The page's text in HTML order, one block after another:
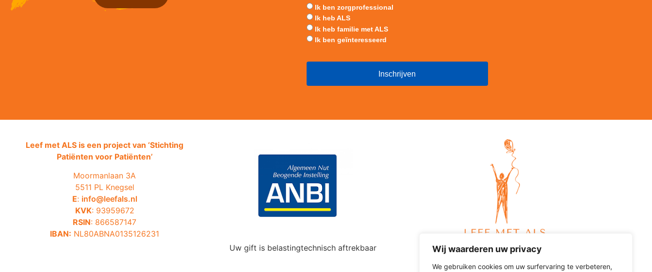
Wij waarderen uw privacy
We gebruiken cookies om uw surfervaring te verbeteren,
Ik ben zorgprofessional
Ik heb ALS
Ik heb familie met ALS
Ik ben geïnteresseerd
Leef met ALS is een project van ‘Stichting
Patiënten voor Patiënten’
Moormanlaan 3A
5511 PL Knegsel
E: info@leefals.nl
KVK: 93959672
RSIN: 866587147
IBAN: NL80ABNA0135126231
Uw gift is belastingtechnisch aftrekbaar